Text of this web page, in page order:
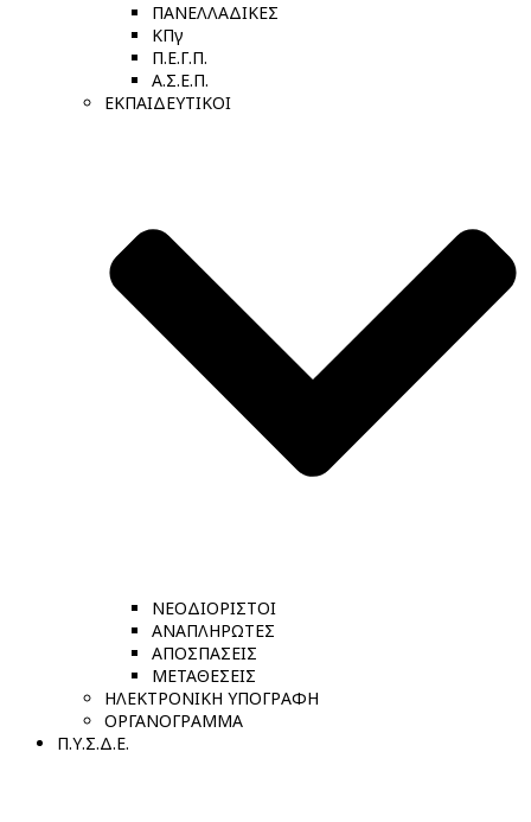
ΠΑΝΕΛΛΑΔΙΚΕΣ
ΚΠγ
Π.Ε.Γ.Π.
Α.Σ.Ε.Π.
ΕΚΠΑΙΔΕΥΤΙΚΟΙ
ΝΕΟΔΙΟΡΙΣΤΟΙ
ΑΝΑΠΛΗΡΩΤΕΣ
ΑΠΟΣΠΑΣΕΙΣ
ΜΕΤΑΘΕΣΕΙΣ
ΗΛΕΚΤΡΟΝΙΚΗ ΥΠΟΓΡΑΦΗ
ΟΡΓΑΝΟΓΡΑΜΜΑ
Π.Υ.Σ.Δ.Ε.